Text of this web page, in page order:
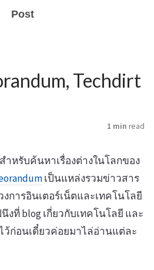
Post
Techdirt
1 min read
ำหรับค้นหาเรื่องต่างในโลกของ
เป็นแหล่งรวมข่าวสาร
งการอินเตอร์เน็ตและเทคโนโลยี
งที่ blog เกี่ยวกับเทคโนโลยี และ
ว้ก่อนเดี๋ยวค่อยมาไล่อ่านแต่ละ